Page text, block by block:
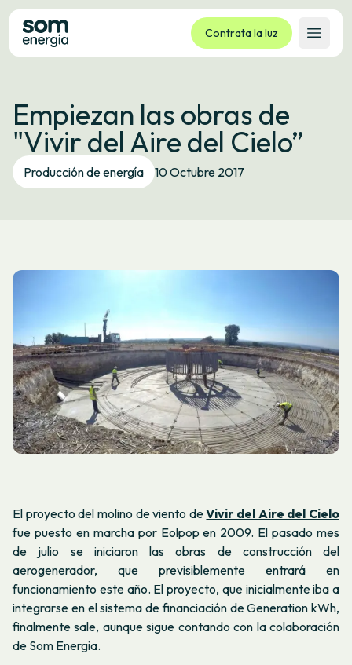
Contrata la luz
Abrir
Tarifas
Servicios
Empresas
La cooperativa
Idioma:
Empiezan las obras de
"Vivir del Aire del Cielo”
Producción de energía 10 Octubre 2017
El proyecto del molino de viento deVivir del Aire del Cielo
fue puesto en marcha por Eolpop en 2009. El pasado mes
de julio se iniciaron las obras de construcción del
aerogenerador, que previsiblemente entrará en
funcionamiento este año. El proyecto, que inicialmente iba a
integrarse en el sistema de financiación de Generation kWh,
finalmente sale, aunque sigue contando con la colaboración
de Som Energia.